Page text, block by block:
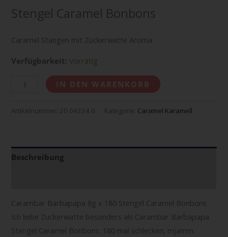
Stengel Caramel Bonbons
Caramel Stangen mit Zuckerwatte Aroma.
Verfügbarkeit: Vorrätig
IN DEN WARENKORB
Artikelnummer: 20 04334.0 Kategorie: Caramel Karamell
Beschreibung
Carambar Barbapapa 8g x 180 Stengel Caramel Bonbons
Ich liebe Zuckerwatte besonders als Carambar Barbapapa
Stengel Caramel Bonbons. 180 mal schlecken, mjamm.